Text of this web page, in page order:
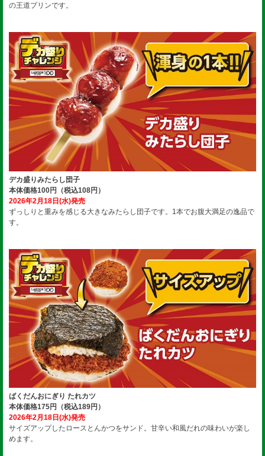
の王道プリンです。
デカ盛りみたらし団子
本体価格100円（税込108円）
2026年2月18日(水)発売
ずっしりと重みを感じる大きなみたらし団子です。1本でお腹大満足の逸品で
す。
ばくだんおにぎり たれカツ
本体価格175円（税込189円）
2026年2月18日(水)発売
サイズアップしたロースとんかつをサンド。甘辛い和風だれの味わいが楽し
めます。